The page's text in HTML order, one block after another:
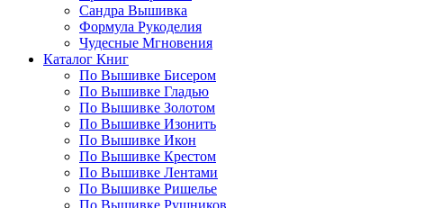
Сандра Вышивка
Формула Рукоделия
Чудесные Мгновения
Каталог Книг
По Вышивке Бисером
По Вышивке Гладью
По Вышивке Золотом
По Вышивке Изонить
По Вышивке Икон
По Вышивке Крестом
По Вышивке Лентами
По Вышивке Ришелье
По Вышивке Рушников